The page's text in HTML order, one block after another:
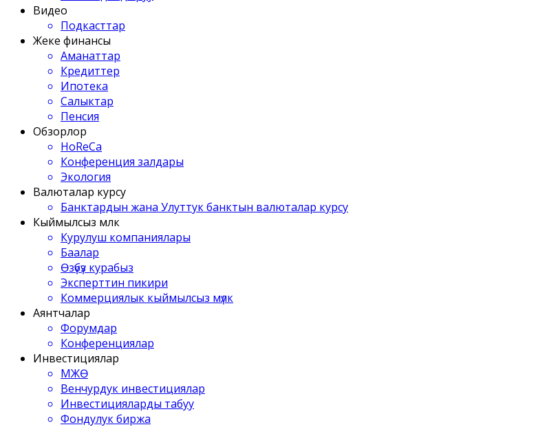
Видео
Подкасттар
Жеке финансы
Аманаттар
Кредиттер
Ипотека
Салыктар
Пенсия
Обзорлор
HoReCa
Конференция залдары
Экология
Валюталар курсу
Банктардын жана Улуттук банктын валюталар курсу
Кыймылсыз мүлк
Курулуш компаниялары
Баалар
Өзүбүз курабыз
Эксперттин пикири
Коммерциялык кыймылсыз мүлк
Аянтчалар
Форумдар
Конференциялар
Инвестициялар
МЖӨ
Венчурдук инвестициялар
Инвестицияларды табуу
Фондулук биржа